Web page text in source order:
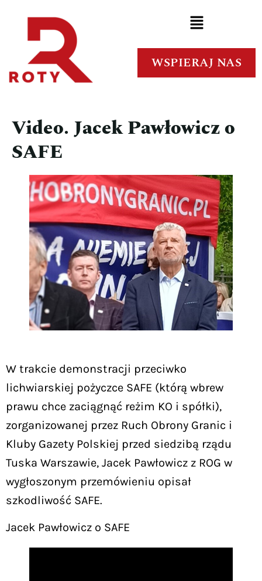
WSPIERAJ NAS
Video. Jacek Pawłowicz o
SAFE
W trakcie demonstracji przeciwko
lichwiarskiej pożyczce SAFE (którą wbrew
prawu chce zaciągnąć reżim KO i spółki),
zorganizowanej przez Ruch Obrony Granic i
Kluby Gazety Polskiej przed siedzibą rządu
Tuska Warszawie, Jacek Pawłowicz z ROG w
wygłoszonym przemówieniu opisał
szkodliwość SAFE.
Jacek Pawłowicz o SAFE